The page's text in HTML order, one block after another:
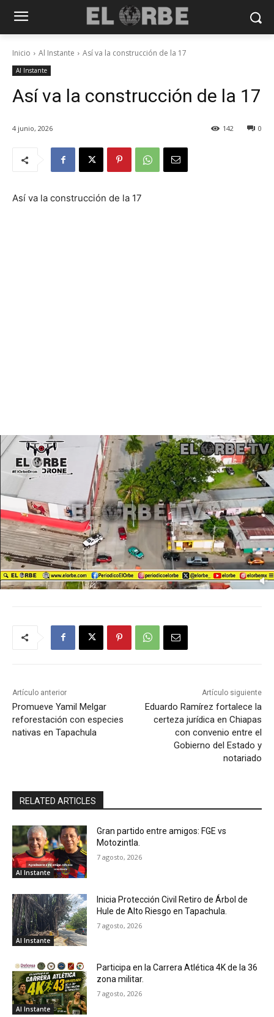
Inicio Al Instante Así va la construcción de la 17
Al Instante
Así va la construcción de la 17
4 junio, 2026 0
142
Así va la construcción de la 17
Artículo anterior
Promueve Yamil Melgar
reforestación con especies
nativas en Tapachula
Artículo siguiente
Eduardo Ramírez fortalece la
certeza jurídica en Chiapas
con convenio entre el
Gobierno del Estado y
notariado
RELATED ARTICLES
Al Instante
Gran partido entre amigos: FGE vs
Motozintla.
7 agosto, 2026
Al Instante
Inicia Protección Civil Retiro de Árbol de
Hule de Alto Riesgo en Tapachula.
7 agosto, 2026
Al Instante
Participa en la Carrera Atlética 4K de la 36
zona militar.
7 agosto, 2026